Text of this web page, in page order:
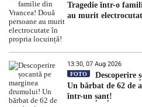
Tragedie într-o
au murit
13:30, 07 Aug 2026
FOTO
Descoperire
Un bărbat de 62 de
într-un șanț!